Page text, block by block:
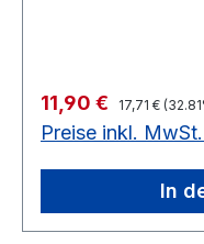
Verkaufspreis:
11,90 € Regulärer
17,71 €
Preise inkl.
In